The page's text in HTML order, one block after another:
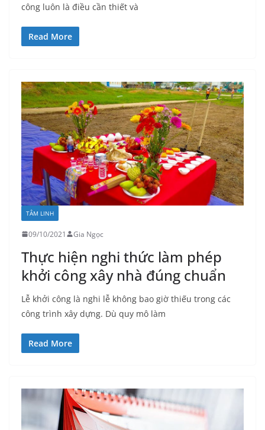
công luôn là điều cần thiết và
Read More
TÂM LINH
09/10/2021 Gia Ngọc
Thực hiện nghi thức làm phép
khởi công xây nhà đúng chuẩn
Lễ khởi công là nghi lễ không bao giờ thiếu trong các
công trình xây dựng. Dù quy mô làm
Read More